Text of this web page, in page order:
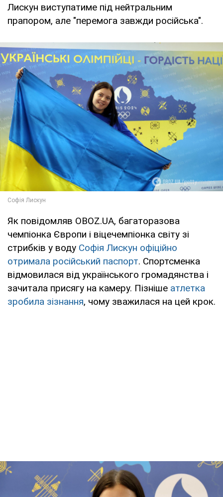
Лискун виступатиме під нейтральним
прапором, але "перемога завжди російська".
Як повідомляв OBOZ.UA, багаторазова
чемпіонка Європи і віцечемпіонка світу зі
стрибків у воду Софія Лискун офіційно
отримала російський паспорт. Спортсменка
відмовилася від українського громадянства і
зачитала присягу на камеру. Пізніше атлетка
зробила зізнання, чому зважилася на цей крок.